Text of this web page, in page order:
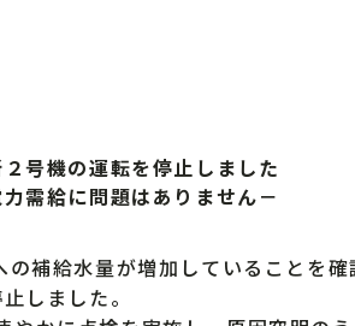
号機の運転を停止しました
需給に問題はありません－
補給水量が増加していることを
しました。